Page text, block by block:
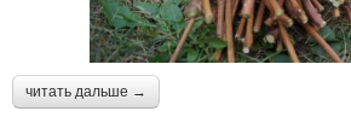
читать дальше →